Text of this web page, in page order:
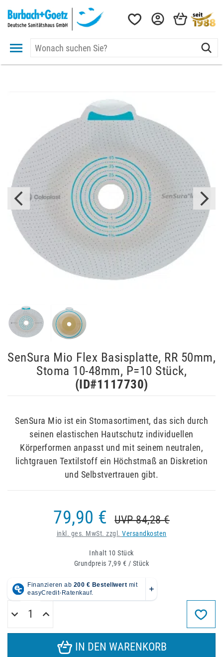
SenSura Mio Flex Basisplatte, RR 50mm,
Stoma 10-48mm, P=10 Stück,
(ID#1117730)
SenSura Mio ist ein Stomasortiment, das sich durch
seinen elastischen Hautschutz individuellen
Körperformen anpasst und mit seinem neutralen,
lichtgrauen Textilstoff ein Höchstmaß an Diskretion
und Selbstvertrauen gibt.
79,90 € UVP 84,28 €
inkl. ges. MwSt. zzgl. Versandkosten
Inhalt 10Stück
Grundpreis7,99 € / Stück
IN DEN WARENKORB